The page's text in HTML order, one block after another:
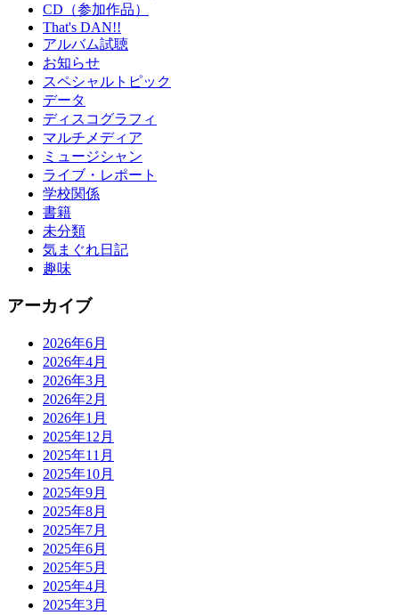
CD（参加作品）
That's DAN!!
アルバム試聴
お知らせ
スペシャルトピック
データ
ディスコグラフィ
マルチメディア
ミュージシャン
ライブ・レポート
学校関係
書籍
未分類
気まぐれ日記
趣味
アーカイブ
2026年6月
2026年4月
2026年3月
2026年2月
2026年1月
2025年12月
2025年11月
2025年10月
2025年9月
2025年8月
2025年7月
2025年6月
2025年5月
2025年4月
2025年3月